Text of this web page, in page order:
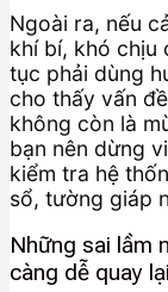
Ngoài ra, nếu
khí bí, khó chịu
tục phải dùng
cho thấy vấn
không còn là
bạn nên dừng
kiểm tra hệ
sổ, tường giáp
Những sai lầm
càng dễ quay